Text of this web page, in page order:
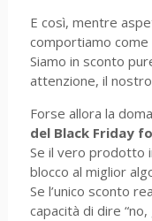
E così, mentre
comportiamo
Siamo in sconto
attenzione, il
Forse allora la
del Black Friday
Se il vero prodotto
blocco al miglior
Se l’unico sconto
capacità di dire “no,